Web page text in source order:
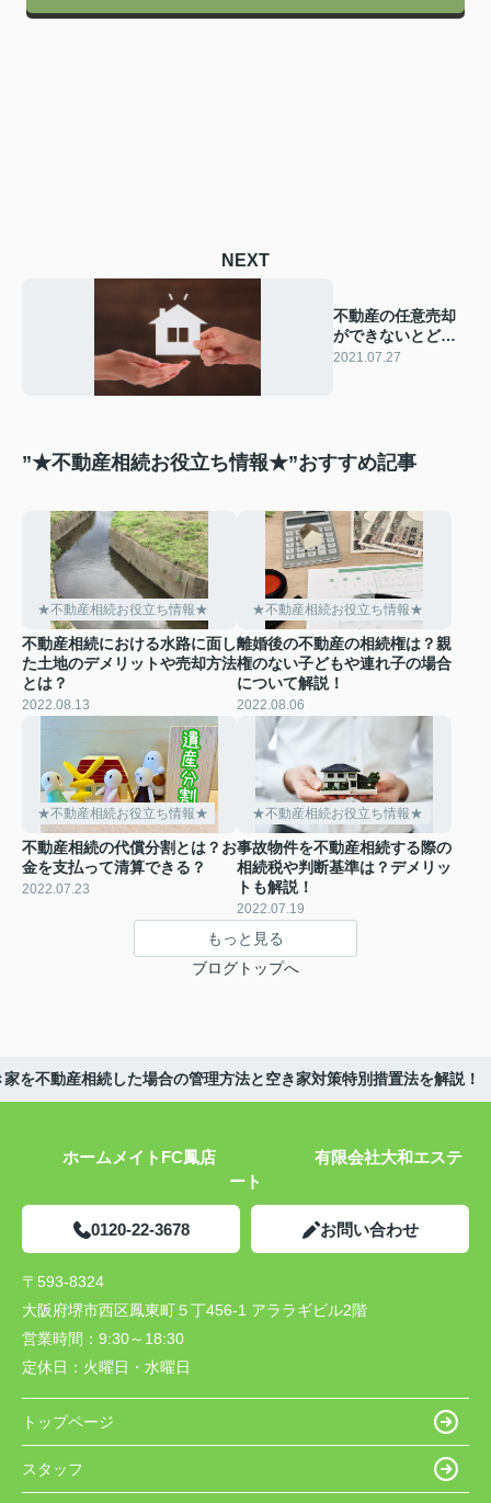
NEXT
不動産の任意売却
ができないとどう
なる！？
2021.07.27
”★不動産相続お役立ち情報★”おすすめ記事
★不動産相続お役立ち情報★
不動産相続における水路に面し
た土地のデメリットや売却方法
とは？
2022.08.13
★不動産相続お役立ち情報★
離婚後の不動産の相続権は？親
権のない子どもや連れ子の場合
について解説！
2022.08.06
★不動産相続お役立ち情報★
不動産相続の代償分割とは？お
金を支払って清算できる？
2022.07.23
★不動産相続お役立ち情報★
事故物件を不動産相続する際の
相続税や判断基準は？デメリッ
トも解説！
2022.07.19
もっと見る
ブログトップへ
家を不動産相続した場合の管理方法と空き家対策特別措置法を解説！
ホームメイトFC鳳店 有限会社大和エステ
ート
0120-22-3678 お問い合わせ
〒593-8324
大阪府堺市西区鳳東町５丁456-1 アララギビル2階
営業時間： 9:30～18:30
定休日： 火曜日・水曜日
トップページ
スタッフ